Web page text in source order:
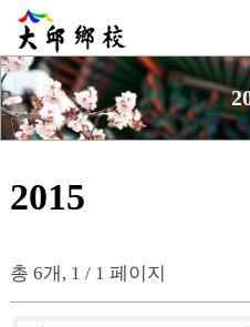
2015
총 6개, 1 / 1 페이지